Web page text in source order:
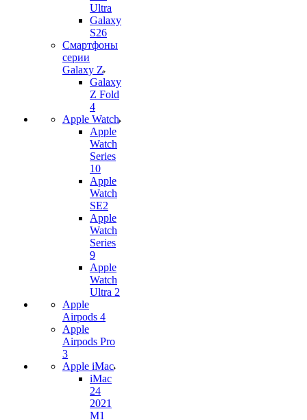
Ultra
Galaxy
S26
Смартфоны
серии
Galaxy Z
Galaxy
Z Fold
4
Apple Watch
Apple
Watch
Series
10
Apple
Watch
SE2
Apple
Watch
Series
9
Apple
Watch
Ultra 2
Apple
Airpods 4
Apple
Airpods Pro
3
Apple iMac
iMac
24
2021
M1